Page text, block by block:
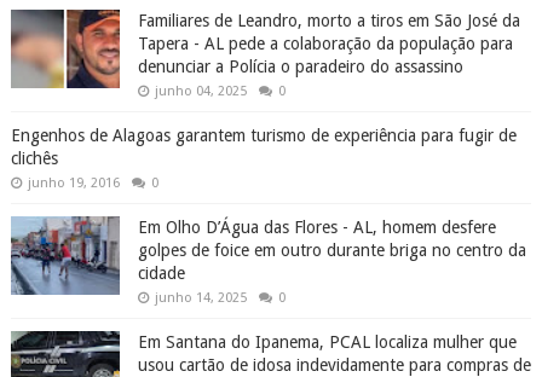
Familiares de Leandro, morto a tiros em São José da
Tapera - AL pede a colaboração da população para
denunciar a Polícia o paradeiro do assassino
junho 04, 2025 0
Engenhos de Alagoas garantem turismo de experiência para fugir de
clichês
junho 19, 2016 0
Em Olho D’Água das Flores - AL, homem desfere
golpes de foice em outro durante briga no centro da
cidade
junho 14, 2025 0
Em Santana do Ipanema, PCAL localiza mulher que
usou cartão de idosa indevidamente para compras de